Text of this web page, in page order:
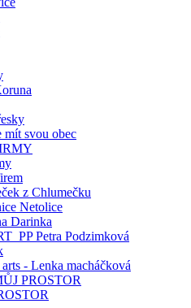
mít svou obec
z Chlumečku
Netolice
Darinka
Petra Podzimková
- Lenka macháčková
PROSTOR